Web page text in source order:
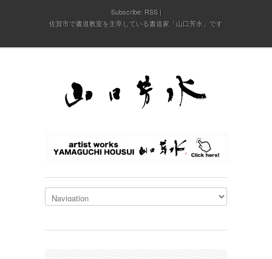
Subscribe: RSS
佐賀市で書道教室を主宰している書道家「山口芳水」です